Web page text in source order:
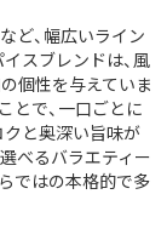
ど、幅広いライン
スブレンドは、風
個性を与えていま
とで、一口ごとに
クと奥深い旨味が
べるバラエティー
ではの本格的で多